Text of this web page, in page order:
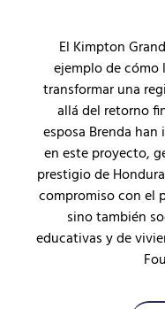
El Kimpton
ejemplo de cómo
transformar una
allá del retorno
esposa Brenda
en este proyecto,
prestigio de
compromiso con el
sino también
educativas y de